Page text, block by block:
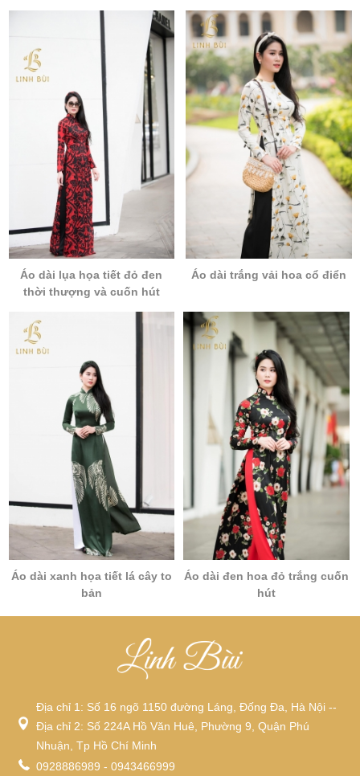
Áo dài lụa họa tiết đỏ đen
thời thượng và cuốn hút
Áo dài trắng vải hoa cổ điển
Áo dài xanh họa tiết lá cây to
bản
Áo dài đen hoa đỏ trắng cuốn
hút
Địa chỉ 1: Số 16 ngõ 1150 đường Láng, Đống Đa, Hà Nội --
Địa chỉ 2: Số 224A Hồ Văn Huê, Phường 9, Quận Phú
Nhuận, Tp Hồ Chí Minh
0928886989 - 0943466999